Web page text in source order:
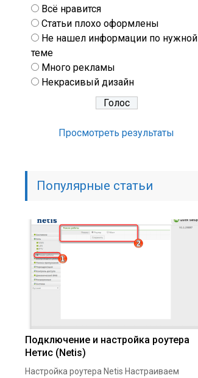
Всё нравится
Статьи плохо оформлены
Не нашел информации по нужной
теме
Много рекламы
Некрасивый дизайн
Просмотреть результаты
Популярные статьи
Подключение и настройка роутера
Нетис (Netis)
Настройка роутера Netis Настраиваем